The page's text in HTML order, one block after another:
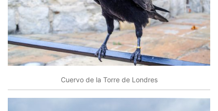
Cuervo de la Torre de Londres